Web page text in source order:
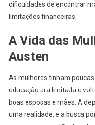
dificuldades de encontrar
limitações financeiras.
A Vida das
Austen
As mulheres tinham
educação era limitada e
boas esposas e mães. A
uma realidade, e a busca